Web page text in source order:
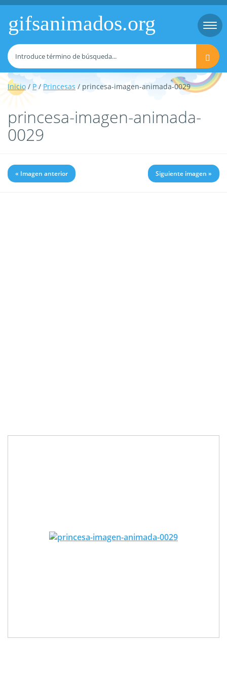
gifsanimados.org
Inicio / P /Princesas / princesa-imagen-animada-0029
princesa-imagen-animada-
0029
« Imagen anterior Siguiente imagen »